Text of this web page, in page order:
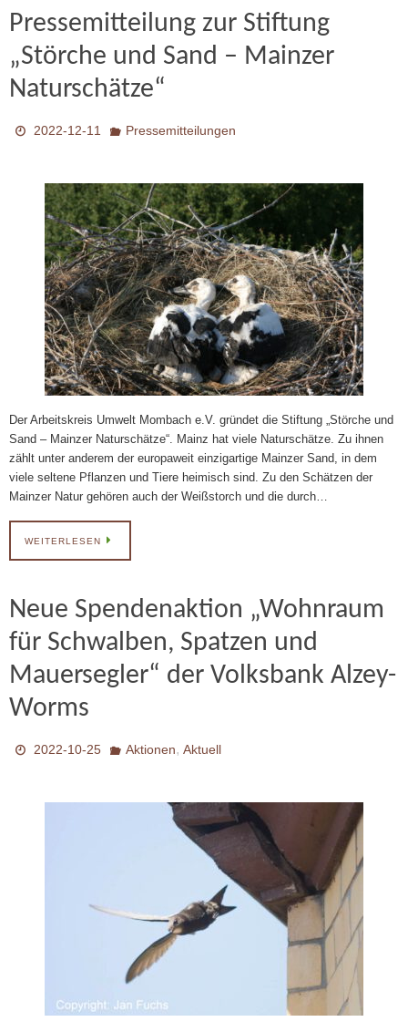
Pressemitteilung zur Stiftung
„Störche und Sand – Mainzer
Naturschätze“
2022-12-11 Pressemitteilungen
Der Arbeitskreis Umwelt Mombach e.V. gründet die Stiftung „Störche und
Sand – Mainzer Naturschätze“. Mainz hat viele Naturschätze. Zu ihnen
zählt unter anderem der europaweit einzigartige Mainzer Sand, in dem
viele seltene Pflanzen und Tiere heimisch sind. Zu den Schätzen der
Mainzer Natur gehören auch der Weißstorch und die durch…
WEITERLESEN
Neue Spendenaktion „Wohnraum
für Schwalben, Spatzen und
Mauersegler“ der Volksbank Alzey-
Worms
2022-10-25 Aktionen, Aktuell